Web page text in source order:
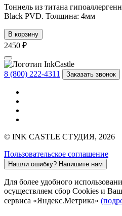
Тоннель из титана
Black PVD. Толщина: 4мм
В корзину
2450 ₽
8 (800) 222-4311 Заказать звонок
© INK CASTLE СТУДИЯ, 2026
Пользовательское соглашение
Нашли ошибку? Напишите нам
Для более удобного
осуществляем сбор Cookies и
сервиса «Яндекс.Метрика»